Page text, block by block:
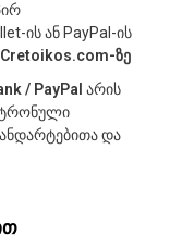
ის ან PayPal-ის
Cretoikos.com-ზე
/ PayPal არის
და